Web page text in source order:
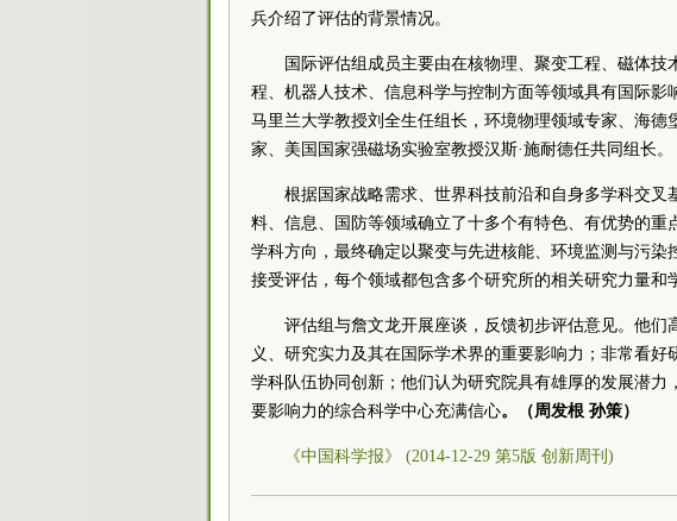
兵介绍了评估的背景情况。
国际评估组成员主要由在核物理、聚变工程、磁体
程、机器人技术、信息科学与控制方面等领域具有国际影
马里兰大学教授刘全生任组长，环境物理领域专家、海德
家、美国国家强磁场实验室教授汉斯·施耐德任共同组长。
根据国家战略需求、世界科技前沿和自身多学科交
料、信息、国防等领域确立了十多个有特色、有优势的重
学科方向，最终确定以聚变与先进核能、环境监测与污
接受评估，每个领域都包含多个研究所的相关研究力量和
评估组与詹文龙开展座谈，反馈初步评估意见。他
义、研究实力及其在国际学术界的重要影响力；非常看
学科队伍协同创新；他们认为研究院具有雄厚的发展潜
要影响力的综合科学中心充满信心。（周发根 孙策）
《中国科学报》 (2014-12-29 第5版 创新周刊)